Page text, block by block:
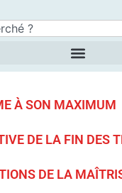
À SON MAXIMUM
DE LA FIN DES
DE LA